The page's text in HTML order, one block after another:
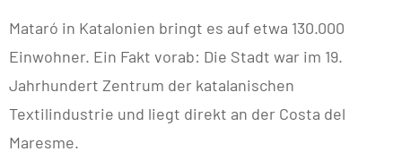
Mataró in Katalonien bringt es auf etwa 130.000
Einwohner. Ein Fakt vorab: Die Stadt war im 19.
Jahrhundert Zentrum der katalanischen
Textilindustrie und liegt direkt an der Costa del
Maresme.